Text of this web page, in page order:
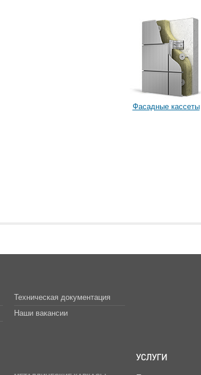
Фасадные кассеты
Техническая документация
Наши вакансии
УСЛУГИ